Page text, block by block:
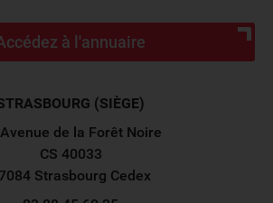
à l'annuaire
(SIÈGE)
de la Forêt Noire
CS 40033
Strasbourg Cedex